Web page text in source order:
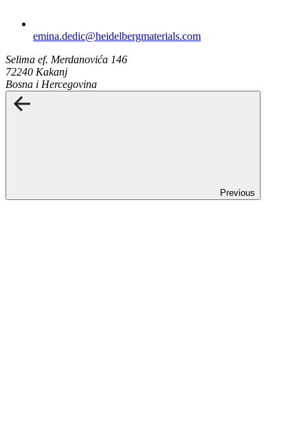
emina.dedic​@heidelbergmaterials.com
Selima ef. Merdanovića 146
72240 Kakanj
Bosna i Hercegovina
Previous